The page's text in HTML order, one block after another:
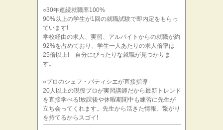
○30年連続就職率100%
90%以上の学生が1回の就職試験で即内定をもらっ
ています!
学校経由の求人、実習、アルバイトからの就職が約
92%を占めており、学生一人あたりの求人倍率は
25倍以上! 自分にぴったりな就職が見つかりま
す。
○プロのシェフ・パティシエが直接指導
20人以上の現役プロが実習講師だから最新トレンド
を直接学べる!放課後や休暇期間中も練習に先生が
立ち会ってくれます。先生から活きた情報、繋がり
を持てるからスゴイ!